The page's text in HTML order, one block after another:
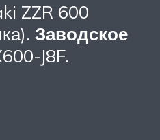
ZZR 600
Заводское
J8F.